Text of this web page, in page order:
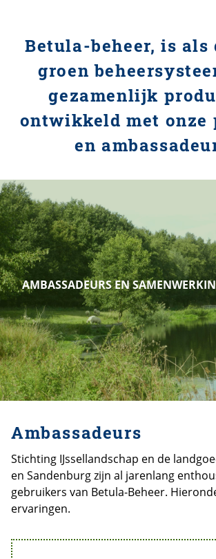
Betula-beheer, is
groen
gezamenlijk
ontwikkeld met onze
en
AMBASSADEURS EN
Ambassadeurs
Stichting IJssellandschap en de
en Sandenburg zijn al jarenlang
gebruikers van Betula-Beheer.
ervaringen.